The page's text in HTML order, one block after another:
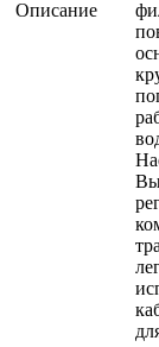
Описание